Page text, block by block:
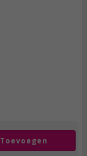
Toevoegen